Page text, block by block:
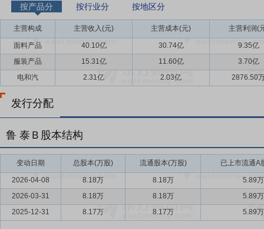
按产品分 按行业分 按地区分
主营构成 主营收入(元) 主营成本(元) 主营利润(
面料产品 40.10亿 30.74亿
9.35亿
服装产品
15.31亿 11.60亿
3.70亿
电和汽
2.31亿 2.03亿 2876.50
发行分配
鲁 泰Ｂ股本结构
变动日期 总股本(万股) 流通股本(万股) 已上市流通A
2026-04-08 8.18万 8.18万
5.89万
2026-03-31
8.18万 8.18万
5.89万
2025-12-31
8.17万 8.17万 5.89万